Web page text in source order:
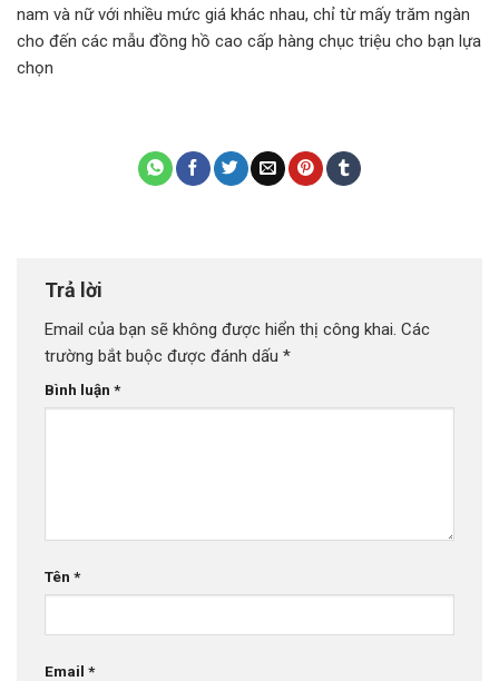
nam và nữ với nhiều mức giá khác nhau, chỉ từ mấy trăm ngàn
cho đến các mẫu đồng hồ cao cấp hàng chục triệu cho bạn lựa
chọn
Trả lời
Email của bạn sẽ không được hiển thị công khai. Các
trường bắt buộc được đánh dấu *
Bình luận *
Tên *
Email *